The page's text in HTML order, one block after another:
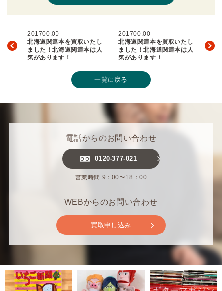
201700.00
北海道関連本を買取いたし
ました！北海道関連本は人
気があります！
201700.00
北海道関連本を買取いたし
ました！北海道関連本は人
気があります！
一覧に戻る
電話からのお問い合わせ
0120-377-021
営業時間 9：00〜18：00
WEBからのお問い合わせ
買取申し込み